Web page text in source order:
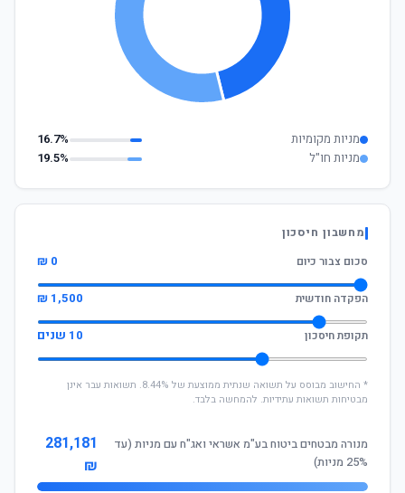
מניות מקומיות
16.7%
מניות חו"ל
19.5%
מחשבון חיסכון
סכום צבור כיום
0 ₪
הפקדה חודשית 1,500 ₪
תקופת חיסכון 10 שנים
* החישוב מבוסס על תשואה שנתית ממוצעת של 8.44%. תשואות עבר אינן
מבטיחות תשואות עתידיות. להמחשה בלבד.
מנורה מבטחים ביטוח בע"מ אשראי ואג"ח עם מניות (עד
25% מניות)
281,181
₪